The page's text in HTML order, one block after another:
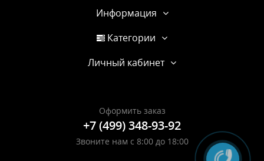
Информация
Категории
Личный кабинет
Оформить заказ
+7 (499) 348-93-92
Звоните нам с 8:00 до 18:00